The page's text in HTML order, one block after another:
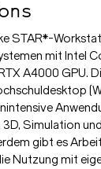
STAR*-
mit Intel
A4000 GPU.
3D, Simulation
gibt es
Nutzung mit